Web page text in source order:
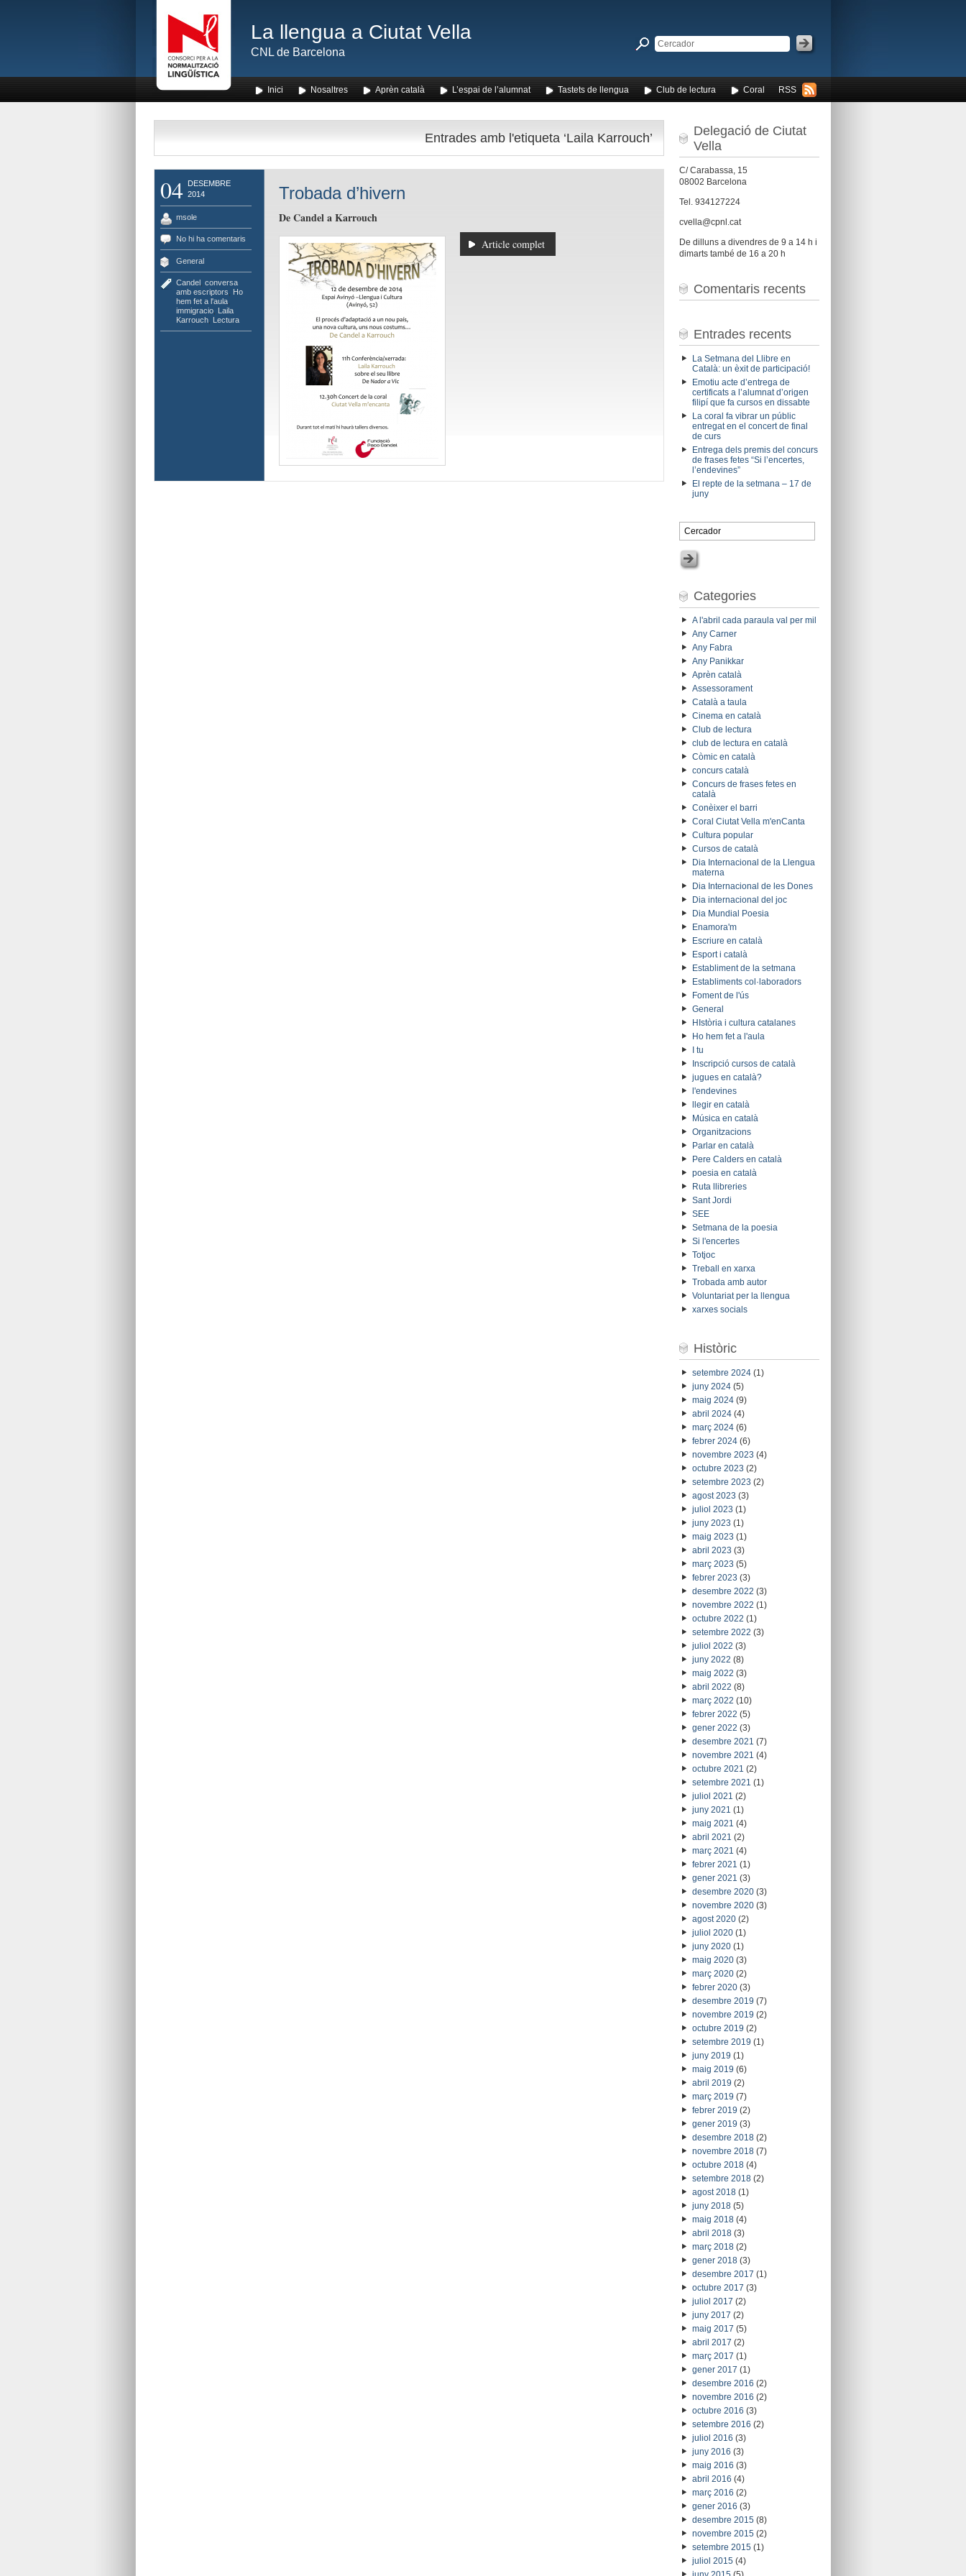
La llengua a Ciutat Vella
CNL de Barcelona
RSS
Inici Nosaltres Aprèn català L’espai de l’alumnat Tastets de llengua Club de lectura Coral
Entrades amb l'etiqueta ‘Laila Karrouch’
04
DESEMBRE
2014
msole
No hi ha comentaris
General
Candel, conversa
amb escriptors
Ho
hem fet a l'aula,
immigracio, Laila
Karrouch, Lectura
Trobada d’hivern
De Candel a Karrouch
Article complet
Delegació de Ciutat
Vella
C/ Carabassa, 15
08002 Barcelona
Tel. 934127224
cvella@cpnl.cat
De dilluns a divendres de 9 a 14 h i
dimarts també de 16 a 20 h
Comentaris recents
Entrades recents
La Setmana del Llibre en
Català: un èxit de participació!
Emotiu acte d’entrega de
certificats a l’alumnat d’origen
filipí que fa cursos en dissabte
La coral fa vibrar un públic
entregat en el concert de final
de curs
Entrega dels premis del concurs
de frases fetes “Si l’encertes,
l’endevines”
El repte de la setmana – 17 de
juny
Categories
A l'abril cada paraula val per mil
Any Carner
Any Fabra
Any Panikkar
Aprèn català
Assessorament
Català a taula
Cinema en català
Club de lectura
club de lectura en català
Còmic en català
concurs català
Concurs de frases fetes en
català
Conèixer el barri
Coral Ciutat Vella m'enCanta
Cultura popular
Cursos de català
Dia Internacional de la Llengua
materna
Dia Internacional de les Dones
Dia internacional del joc
Dia Mundial Poesia
Enamora'm
Escriure en català
Esport i català
Establiment de la setmana
Establiments col·laboradors
Foment de l'ús
General
HIstòria i cultura catalanes
Ho hem fet a l'aula
I tu
Inscripció cursos de català
jugues en català?
l'endevines
llegir en català
Música en català
Organitzacions
Parlar en català
Pere Calders en català
poesia en català
Ruta llibreries
Sant Jordi
SEE
Setmana de la poesia
Si l'encertes
Totjoc
Treball en xarxa
Trobada amb autor
Voluntariat per la llengua
xarxes socials
Històric
setembre 2024(1)
juny 2024(5)
maig 2024(9)
abril 2024(4)
març 2024(6)
febrer 2024(6)
novembre 2023 (4)
octubre 2023 (2)
setembre 2023 (2)
agost 2023 (3)
juliol 2023 (1)
juny 2023 (1)
maig 2023 (1)
abril 2023 (3)
març 2023 (5)
febrer 2023 (3)
desembre 2022 (3)
novembre 2022 (1)
octubre 2022 (1)
setembre 2022 (3)
juliol 2022 (3)
juny 2022 (8)
maig 2022 (3)
abril 2022 (8)
març 2022 (10)
febrer 2022 (5)
gener 2022 (3)
desembre 2021 (7)
novembre 2021 (4)
octubre 2021 (2)
setembre 2021 (1)
juliol 2021 (2)
juny 2021 (1)
maig 2021 (4)
abril 2021 (2)
març 2021 (4)
febrer 2021 (1)
gener 2021 (3)
desembre 2020(3)
novembre 2020(3)
agost 2020(2)
juliol 2020(1)
juny 2020(1)
maig 2020(3)
març 2020(2)
febrer 2020(3)
desembre 2019 (7)
novembre 2019 (2)
octubre 2019 (2)
setembre 2019 (1)
juny 2019 (1)
maig 2019 (6)
abril 2019 (2)
març 2019 (7)
febrer 2019 (2)
gener 2019 (3)
desembre 2018(2)
novembre 2018(7)
octubre 2018(4)
setembre 2018(2)
agost 2018(1)
juny 2018(5)
maig 2018(4)
abril 2018(3)
març 2018(2)
gener 2018(3)
desembre 2017 (1)
octubre 2017 (3)
juliol 2017 (2)
juny 2017 (2)
maig 2017 (5)
abril 2017 (2)
març 2017 (1)
gener 2017 (1)
desembre 2016 (2)
novembre 2016 (2)
octubre 2016 (3)
setembre 2016 (2)
juliol 2016 (3)
juny 2016 (3)
maig 2016 (3)
abril 2016 (4)
març 2016 (2)
gener 2016 (3)
desembre 2015(8)
novembre 2015(2)
setembre 2015(1)
juliol 2015(4)